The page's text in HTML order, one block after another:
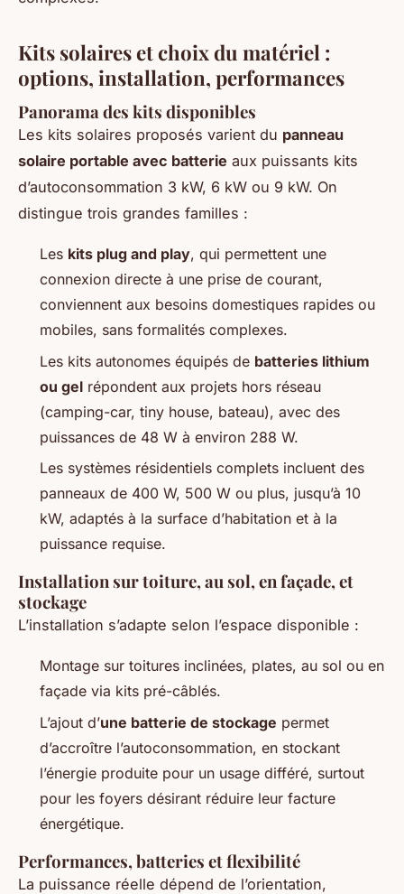
Kits solaires et choix du matériel :
options, installation, performances
Panorama des kits disponibles
Les kits solaires proposés varient du panneau
solaire portable avec batterie aux puissants kits
d’autoconsommation 3 kW, 6 kW ou 9 kW. On
distingue trois grandes familles :
Les kits plug and play, qui permettent une
connexion directe à une prise de courant,
conviennent aux besoins domestiques rapides ou
mobiles, sans formalités complexes.
Les kits autonomes équipés de batteries lithium
ou gel répondent aux projets hors réseau
(camping-car, tiny house, bateau), avec des
puissances de 48 W à environ 288 W.
Les systèmes résidentiels complets incluent des
panneaux de 400 W, 500 W ou plus, jusqu’à 10
kW, adaptés à la surface d’habitation et à la
puissance requise.
Installation sur toiture, au sol, en façade, et
stockage
L’installation s’adapte selon l’espace disponible :
Montage sur toitures inclinées, plates, au sol ou en
façade via kits pré-câblés.
L’ajout d’une batterie de stockage permet
d’accroître l’autoconsommation, en stockant
l’énergie produite pour un usage différé, surtout
pour les foyers désirant réduire leur facture
énergétique.
Performances, batteries et flexibilité
La puissance réelle dépend de l’orientation,